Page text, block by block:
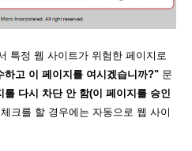
특정 웹 사이트가 위험한 페이지로
하고 이 페이지를 여시겠습니까?" 문
를 다시 차단 안 함(이 페이지를 승인
크를 할 경우에는 자동으로 웹 사이